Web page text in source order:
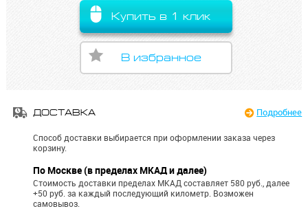
Купить в 1 клик
В избранное
ДОСТАВКА Подробнее
Способ доставки выбирается при оформлении заказа через
корзину.
По Москве (в пределах МКАД и далее)
Стоимость доставки пределах МКАД составляет 580 руб., далее
+50 руб. за каждый последующий километр. Возможен
самовывоз.